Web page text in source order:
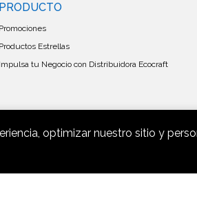
PRODUCTO
Promociones
Productos Estrellas
Impulsa tu Negocio con Distribuidora Ecocraft
optimizar nuestro sitio y